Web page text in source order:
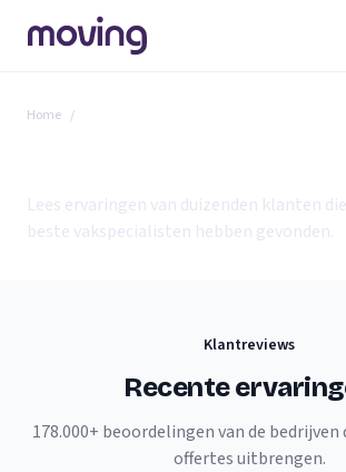
Home /
Lees ervaringen van duizenden klanten
beste vakspecialisten hebben gevonden.
Klantreviews
Recente
178.000+ beoordelingen van de bedrijven
offertes uitbrengen.